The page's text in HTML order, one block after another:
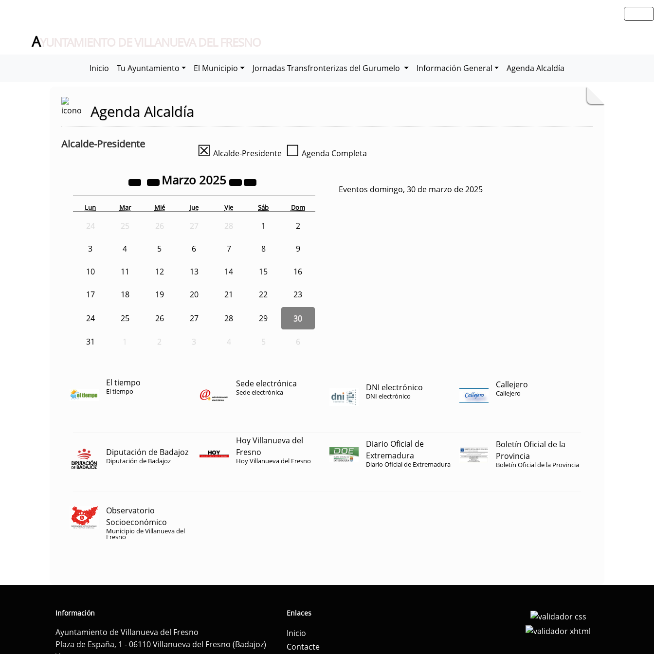
AYUNTAMIENTO DE VILLANUEVA DEL FRESNO
Inicio Tu Ayuntamiento El Municipio Jornadas Transfronterizas del Gurumelo Información General Agenda Alcaldía
Agenda Alcaldía
Alcalde-Presidente ☒ Alcalde-Presidente ☐ Agenda Completa
Marzo 2025
Lun Mar Mié Jue Vie Sáb Dom
24 25 26 27 28 1 2
3 4 5 6 7 8 9
10 11 12 13 14 15 16
17 18 19 20 21 22 23
24 25 26 27 28 29 30
31 1 2 3 4 5 6
Eventos domingo, 30 de marzo de 2025
El tiempo
El tiempo
Sede electrónica
Sede electrónica DNI electrónico
DNI electrónico
Callejero
Callejero
Diputación de Badajoz
Diputación de Badajoz
Hoy Villanueva del
Fresno
Hoy Villanueva del Fresno
Diario Oficial de
Extremadura
Diario Oficial de Extremadura
Boletín Oficial de la
Provincia
Boletín Oficial de la Provincia
Observatorio
Socioeconómico
Municipio de Villanueva del
Fresno
Información
Ayuntamiento de Villanueva del Fresno
Plaza de España, 1 - 06110 Villanueva del Fresno (Badajoz)
Enlaces
Inicio
Contacte